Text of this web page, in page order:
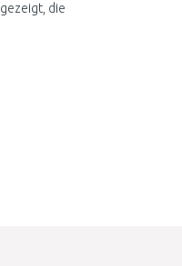
die